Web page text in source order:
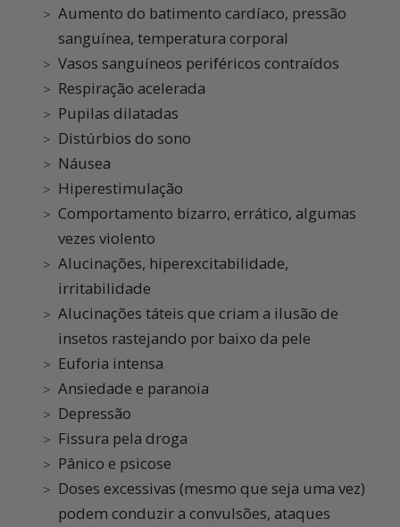
Aumento do batimento cardíaco, pressão
sanguínea, temperatura corporal
Vasos sanguíneos periféricos contraídos
Respiração acelerada
Pupilas dilatadas
Distúrbios do sono
Náusea
Hiperestimulação
Comportamento bizarro, errático, algumas
vezes violento
Alucinações, hiperexcitabilidade,
irritabilidade
Alucinações táteis que criam a ilusão de
insetos rastejando por baixo da pele
Euforia intensa
Ansiedade e paranoia
Depressão
Fissura pela droga
Pânico e psicose
Doses excessivas (mesmo que seja uma vez)
podem conduzir a convulsões, ataques